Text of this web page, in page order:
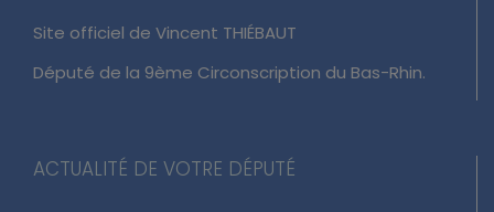
Site officiel de Vincent THIÉBAUT
Député de la 9ème Circonscription du Bas-Rhin.
ACTUALITÉ DE VOTRE DÉPUTÉ